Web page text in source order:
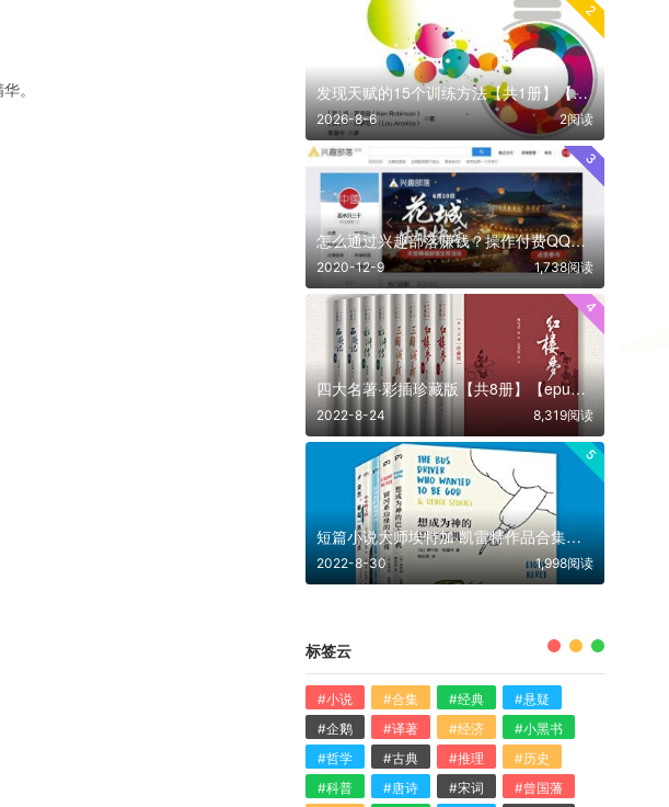
。
2
发现天赋的15个训练方法【共1册】【epub格式】【2.9MB】【编号：093359】
2026-8-6 2阅读
3
怎么通过兴趣部落赚钱？操作付费QQ群项目实操日赚100+
2020-12-9 1,738阅读
4
四大名著·彩插珍藏版【共8册】【epub格式】【17.3MB】【编号：027609】
2022-8-24 8,319阅读
5
短篇小说大师埃特加·凯雷特作品合集【共5册】【epub格式】【4.6MB】【编号：866812】
2022-8-30 1,998阅读
标签云
#小说 #合集 #经典
#悬疑
#企鹅
#译著 #经济
#小黑书
#哲学
#古典 #推理
#历史
#科普
#唐诗 #宋词
#曾国藩